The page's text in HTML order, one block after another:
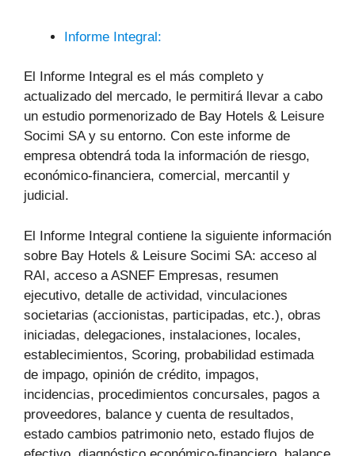
Informe Integral:
El Informe Integral es el más completo y
actualizado del mercado, le permitirá llevar a cabo
un estudio pormenorizado de Bay Hotels & Leisure
Socimi SA y su entorno. Con este informe de
empresa obtendrá toda la información de riesgo,
económico-financiera, comercial, mercantil y
judicial.
El Informe Integral contiene la siguiente información
sobre Bay Hotels & Leisure Socimi SA: acceso al
RAI, acceso a ASNEF Empresas, resumen
ejecutivo, detalle de actividad, vinculaciones
societarias (accionistas, participadas, etc.), obras
iniciadas, delegaciones, instalaciones, locales,
establecimientos, Scoring, probabilidad estimada
de impago, opinión de crédito, impagos,
incidencias, procedimientos concursales, pagos a
proveedores, balance y cuenta de resultados,
estado cambios patrimonio neto, estado flujos de